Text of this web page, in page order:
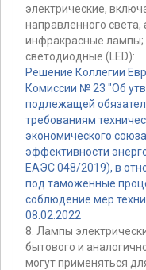
электрические,
направленного
инфракрасные лампы;
светодиодные (LED):
Решение Коллегии
Комиссии № 23 "Об
подлежащей
требованиям
экономического
эффективности
ЕАЭС 048/2019), в
под таможенные
соблюдение мер
08.02.2022
8. Лампы
бытового и
могут применяться